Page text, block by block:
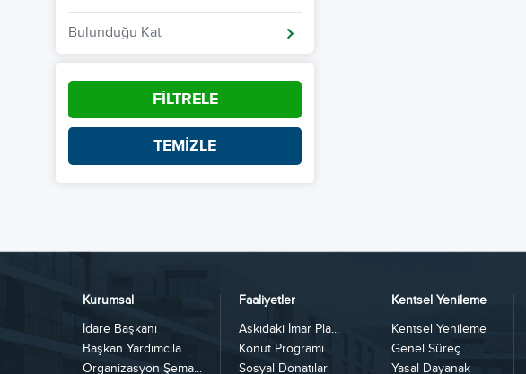
Bulunduğu Kat
FİLTRELE
TEMİZLE
Kurumsal
İdare Başkanı
Başkan Yardımcıla...
Organizasyon Şema...
Faaliyetler
Askıdaki İmar Pla...
Konut Programı
Sosyal Donatılar
Kentsel Yenileme
Kentsel Yenileme
Genel Süreç
Yasal Dayanak